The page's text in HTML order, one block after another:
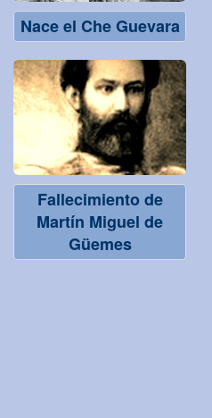
Nace el Che Guevara
Fallecimiento de
Martín Miguel de
Güemes